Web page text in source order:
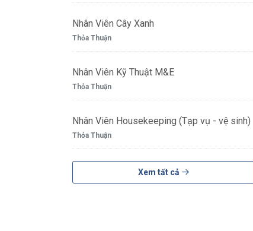
Nhân Viên Cây Xanh
Thỏa Thuận
Nhân Viên Kỹ Thuật M&E
Thỏa Thuận
Nhân Viên Housekeeping (Tạp vụ - vệ sinh)
Thỏa Thuận
Xem tất cả